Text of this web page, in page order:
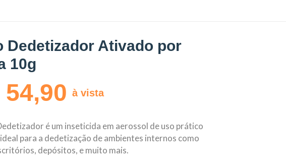
Dedetizador Ativado por
10g
54,90 à vista
é um inseticida em aerossol de uso prático
para a dedetização de ambientes internos como
depósitos, e muito mais.